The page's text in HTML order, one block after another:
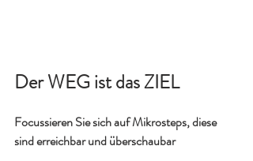
Der WEG ist das ZIEL
Focussieren Sie sich auf Mikrosteps, diese
sind erreichbar und überschaubar